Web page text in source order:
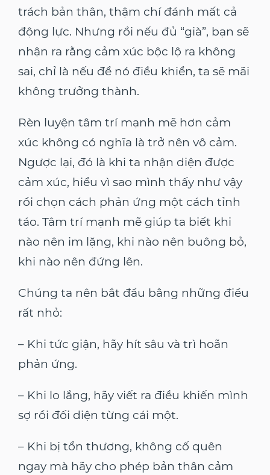
trách bản thân, thậm chí đánh mất cả
động lực. Nhưng rồi nếu đủ “già”, bạn sẽ
nhận ra rằng cảm xúc bộc lộ ra không
sai, chỉ là nếu để nó điều khiển, ta sẽ mãi
không trưởng thành.
Rèn luyện tâm trí mạnh mẽ hơn cảm
xúc không có nghĩa là trở nên vô cảm.
Ngược lại, đó là khi ta nhận diện được
cảm xúc, hiểu vì sao mình thấy như vậy
rồi chọn cách phản ứng một cách tỉnh
táo. Tâm trí mạnh mẽ giúp ta biết khi
nào nên im lặng, khi nào nên buông bỏ,
khi nào nên đứng lên.
Chúng ta nên bắt đầu bằng những điều
rất nhỏ:
– Khi tức giận, hãy hít sâu và trì hoãn
phản ứng.
– Khi lo lắng, hãy viết ra điều khiến mình
sợ rồi đối diện từng cái một.
– Khi bị tổn thương, không cố quên
ngay mà hãy cho phép bản thân cảm